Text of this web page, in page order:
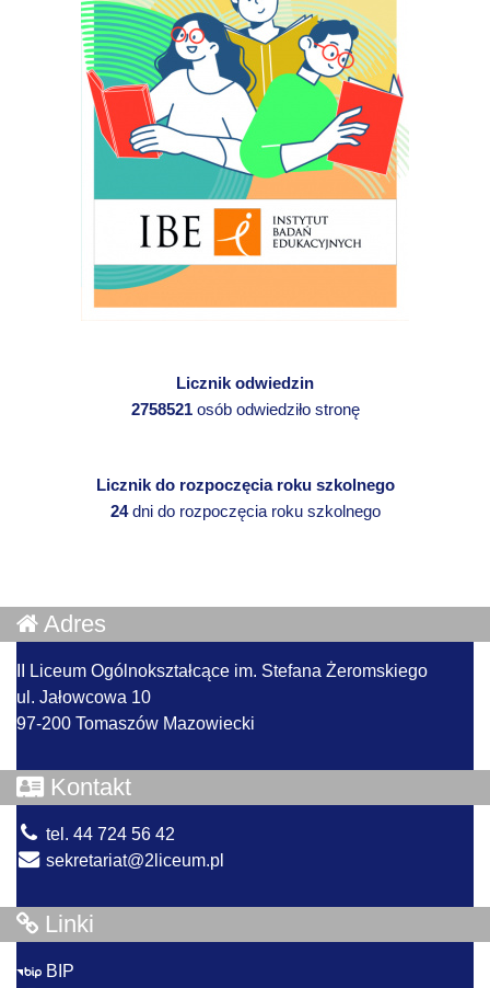
Licznik odwiedzin
2758521osób odwiedziło stronę
Licznik do rozpoczęcia roku szkolnego
24dni do rozpoczęcia roku szkolnego
Adres
II Liceum Ogólnokształcące im. Stefana Żeromskiego
ul. Jałowcowa 10
97-200 Tomaszów Mazowiecki
Kontakt
tel. 44 724 56 42
sekretariat@2liceum.pl
Linki
BIP